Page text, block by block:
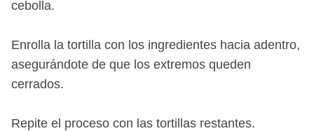
cebolla.
Enrolla la tortilla con los ingredientes hacia adentro,
asegurándote de que los extremos queden
cerrados.
Repite el proceso con las tortillas restantes.